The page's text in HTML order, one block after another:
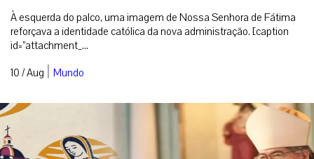
À esquerda do palco, uma imagem de Nossa Senhora de Fátima
reforçava a identidade católica da nova administração. [caption
id=”attachment_...
10 / Aug | Mundo